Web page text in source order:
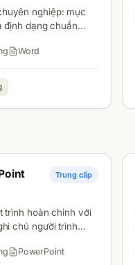
nghiệp: mục
định dạng chuẩn
Word
Trung cấp
trình hoàn chỉnh với
chú người trình
PowerPoint